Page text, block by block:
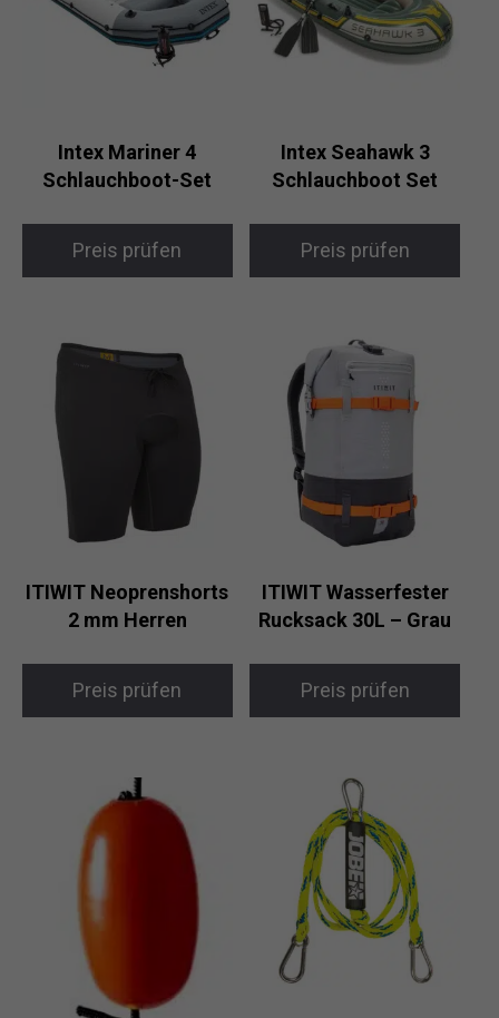
Intex Mariner 4
Schlauchboot-Set
Preis prüfen
Intex Seahawk 3
Schlauchboot Set
Preis prüfen
ITIWIT Neoprenshorts
2 mm Herren
Preis prüfen
ITIWIT Wasserfester
Rucksack 30L – Grau
Preis prüfen